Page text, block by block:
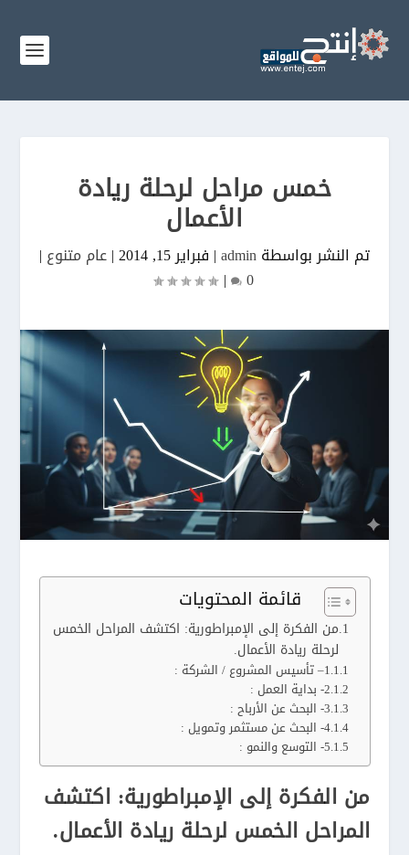
خمس مراحل لرحلة ريادة
الأعمال
تم النشر بواسطةadmin
| فبراير 15, 2014 |عام متنوع |
0
|
قائمة المحتويات
من الفكرة إلى الإمبراطورية: اكتشف المراحل الخمس
لرحلة ريادة الأعمال.
1– تأسيس المشروع / الشركة :
2- بداية العمل :
3- البحث عن الأرباح :
4- البحث عن مستثمر وتمويل :
5- التوسع والنمو :
من الفكرة إلى الإمبراطورية: اكتشف
المراحل الخمس لرحلة ريادة الأعمال.